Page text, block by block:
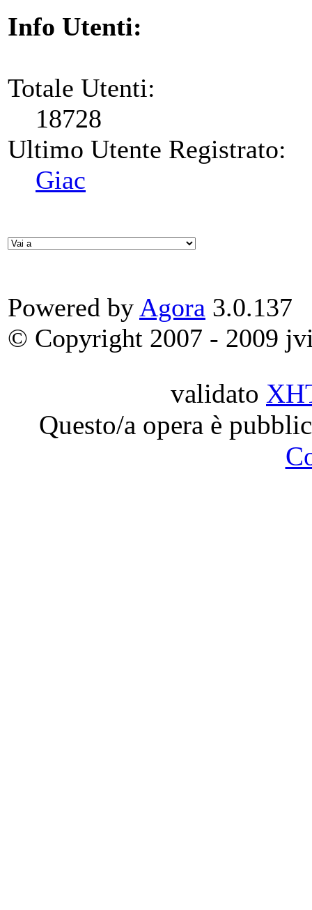
Info Utenti:
Totale Utenti:
18728
Ultimo Utente Registrato:
Giac
Powered by Agora 3.0.137
© Copyright 2007 - 2009
validato
Questo/a opera è